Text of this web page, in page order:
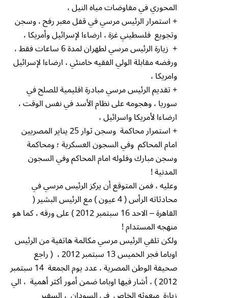
المحوري في مفاوضات مياه النيل ،
+ استمرار الرئيس مرسي في قفل معبر رفح ، وسجن
وتجويع فلسطيني غزة ، ارضاءا لإسرائيل وأمريكا ،
+ زيارة الرئيس مرسي لطهران لمدة 6 ساعات فقط ،
ورفضه مقابلة الولي الفقيه خامنئي ، ارضاءا لإسرائيل
وامريكا ،
+ تقديم الرئيس مرسي مبادرة اقليمية للصلح في
سوريا ، وهجومه على نظام الأسد في نفس الوقت ،
ارضاءا لأمريكا واسرائيل ،
+ استمرار محاكمة وسجن ثوار 25 يناير المصريين
امام المحاكم وفي السجون العسكرية ؛ ومحاكمة
وسجن مبارك وفلوله امام المحاكم وفي السجون
المدنية !
وعليه ، فمن المتوقع أن يركز الرئيس مرسي في
محادثاته الرأس ( 4 عيون ) مع الرئيس البشير (
القاهرة – الاحد 16 سبتمبر 2012 ) على ورقه ، كما هو
منهجه المستدام !
ولكن تلقي الرئيس مرسي مكالمة هاتفية من الرئيس
اوباما فجر الخميس 13 سبتمبر 2012 ، ( راجع
صحيفة الوطن المصرية ، عدد يوم الجمعة 14 سبتمبر
2012 ) ، أشار فيها اوباما ضمن أمور أكثر أهمية ، الي